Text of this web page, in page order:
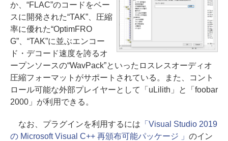
か、“FLAC”のコードをベー
スに開発された“TAK”、圧縮
率に優れた“OptimFRO
G”、“TAK”に並ぶエンコー
ド・デコード速度を誇るオ
ープンソースの“WavPack”といったロスレスオーディオ
圧縮フォーマットがサポートされている。また、コント
ロール可能な外部プレイヤーとして「uLilith」と「foobar
2000」が利用できる。
なお、プラグインを利用するには 「Visual Studio 2019
の Microsoft Visual C++ 再頒布可能パッケージ 」 のイン